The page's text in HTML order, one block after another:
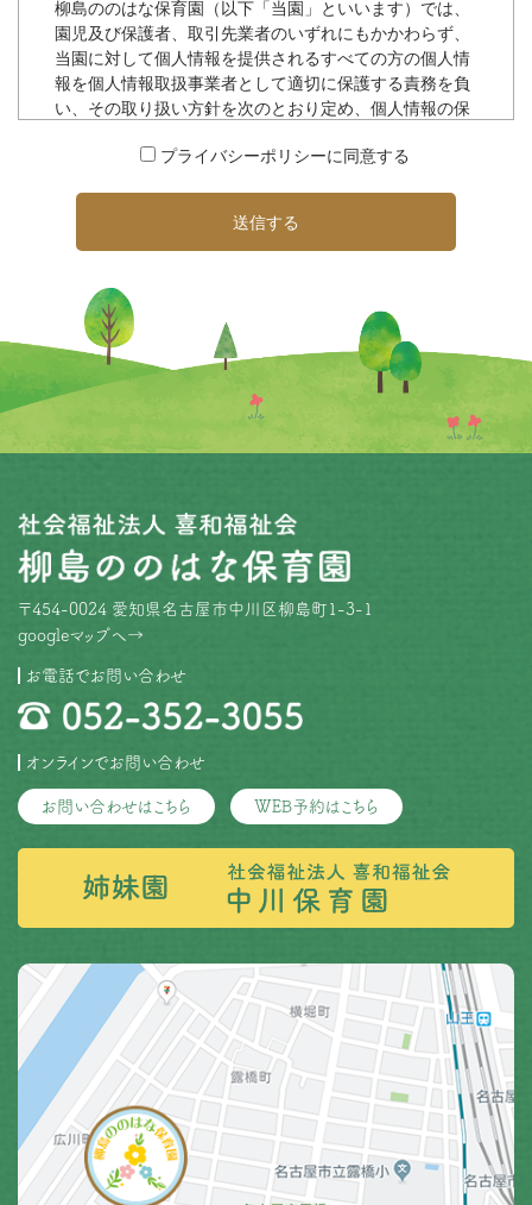
柳島ののはな保育園（以下「当園」といいます）では、
園児及び保護者、取引先業者のいずれにもかかわらず、
当園に対して個人情報を提供されるすべての方の個人情
報を個人情報取扱事業者として適切に保護する責務を負
い、その取り扱い方針を次のとおり定め、個人情報の保
1）個人情報の収集 当サイト上では個人情報を意図的に
やメールの内容から個人情報を伺い知る場合がございま
等を防止する対策を行います。 個人情報の紛失、破壊、
改ざん、および漏えい等を防止するため、不正アクセス
対策、ウイルス対策等の情報セキュリティ対策を行いま
す。 3）個人情報の管理 個人情報の取り扱いと認識につ
いて、教職員に対して継続的に教育をおこない、適切な
管理に努めると共に、紛失や漏えい等の防止に努めま
す。 4）個人情報の利用 当サイトを通してお預かりした
ご依頼者の個人情報の利用範囲は、ご本人の確認やご依
の了解無くこれを第三者に公開・提供することはござい
ません。 但し、法令に基づく場合や、緊急時（人命・財
産の保護など）に本人の同意を得ることが困難である場
合は、この限りではありません。 5）個人情報の開示・
訂正等について 個人情報保護法に基づく本学園が所有す
る個人情報に関する開示、訂正等または利用停止等の請
述する電話番号の問合せ窓口に、次の事項をご確認の
上、ご本人からご連絡ください。 1）お名前 2）ご住所
3）ご連絡先電話番号 4）ご要請内容 ＜個人情報お問い
合わせ窓口＞社会福祉法人 喜和福祉会 法人 電話： 052-
プライバシーポリシーに同意する
〒454-0024 愛知県名古屋市中川区柳島町1-3-1
googleマップへ→
お電話でお問い合わせ
オンラインでお問い合わせ
お問い合わせはこちら WEB予約はこちら